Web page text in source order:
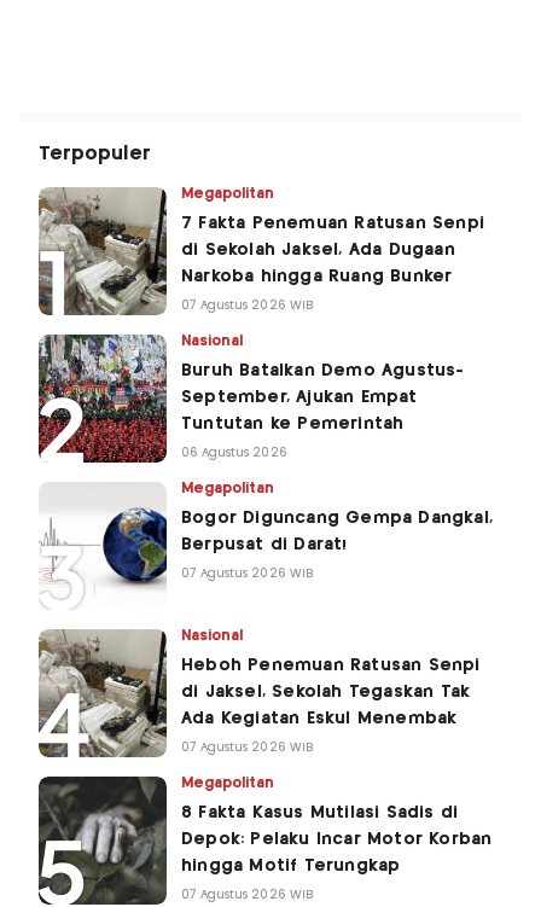
Terpopuler
Megapolitan
7 Fakta Penemuan Ratusan Senpi
di Sekolah Jaksel, Ada Dugaan
Narkoba hingga Ruang Bunker
07 Agustus 2026 WIB
Nasional
Buruh Batalkan Demo Agustus-
September, Ajukan Empat
Tuntutan ke Pemerintah
06 Agustus 2026
Megapolitan
Bogor Diguncang Gempa Dangkal,
Berpusat di Darat!
07 Agustus 2026 WIB
Nasional
Heboh Penemuan Ratusan Senpi
di Jaksel, Sekolah Tegaskan Tak
Ada Kegiatan Eskul Menembak
07 Agustus 2026 WIB
Megapolitan
8 Fakta Kasus Mutilasi Sadis di
Depok: Pelaku Incar Motor Korban
hingga Motif Terungkap
07 Agustus 2026 WIB